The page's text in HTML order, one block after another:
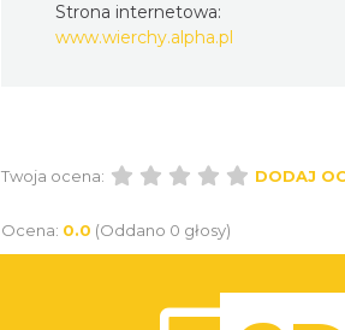
Strona internetowa:
www.wierchy.alpha.pl
Twoja ocena: DODAJ
Ocena: 0.0 (Oddano 0 głosy)